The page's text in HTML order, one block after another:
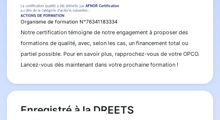
Organisme de formation N°76341183334
Notre certification témoigne de notre engagement à proposer des
formations de qualité, avec, selon les cas, un financement total ou
partiel possible. Pour en savoir plus, rapprochez-vous de votre OPCO.
Lancez-vous dès maintenant dans votre prochaine formation !
Enregistré à la DREETS